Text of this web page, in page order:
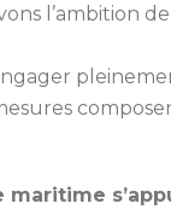
l’ambition
maritime